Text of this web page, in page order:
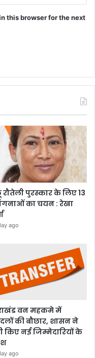
this browser for the next
रौतेली पुरस्कार के लिए 13
का चयन : रेखा
ago
वन महकमे में
की बौछार, शासन ने
किए नई जिम्मेदारियों के
ago